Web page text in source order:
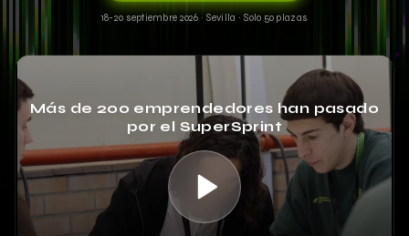
18-20 septiembre 2026 · Sevilla · Solo 50 plazas
Más de 200 emprendedores han pasado
por el SuperSprint